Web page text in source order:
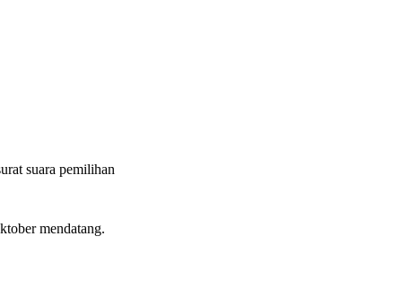
suara pemilihan
mendatang.